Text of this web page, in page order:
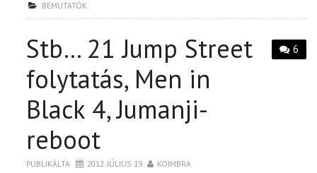
BEMUTATÓK
6
Stb… 21 Jump Street
folytatás, Men in
Black 4, Jumanji-
reboot
PUBLIKÁLTA 2012. JÚLIUS 19. KOIMBRA